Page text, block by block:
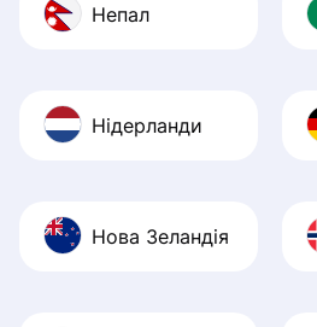
Непал
Нідерланди
Нова Зеландія